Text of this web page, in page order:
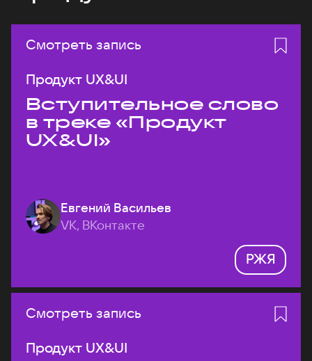
Смотреть запись
Продукт UX&UI
Вступительное слово
в треке «Продукт
UX&UI»
Евгений Васильев
VK, ВКонтакте
РЖЯ
Смотреть запись
Продукт UX&UI